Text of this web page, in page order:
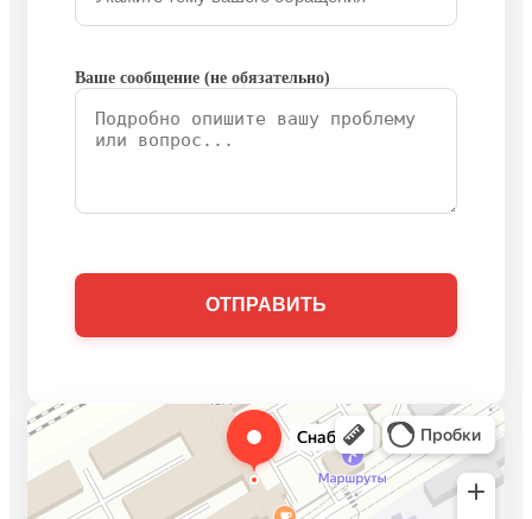
Ваше сообщение (не обязательно)